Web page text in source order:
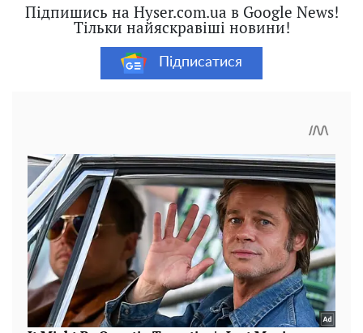
Підпишись на Hyser.com.ua в Google News!
Тільки найяскравіші новини!
Підписатися